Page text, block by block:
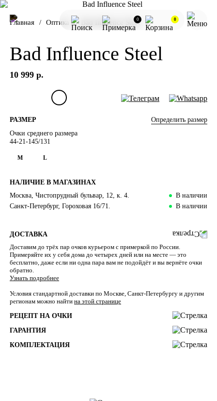
0 0
Главная Оптика Bad Influence Steel
Bad Influence Steel
10 999 р.
РАЗМЕР
Определить размер
Очки среднего размера
44-21-145/131
M L
НАЛИЧИЕ В МАГАЗИНАХ
Москва, Чистопрудный бульвар, 12, к. 4.
В наличии
Санкт-Петербург, Гороховая 16/71.
В наличии
ДОСТАВКА
Доставим до трёх пар очков курьером с примеркой по России.
Примеряйте их у себя дома до четырех дней или на месте — это
бесплатно, даже если ни одна пара вам не подойдёт и вы вернёте очки
обратно.
Узнать подробнее
Условия стандартной доставки по Москве, Санкт-Петербургу и другим
регионам можно найти на этой странице
РЕЦЕПТ НА ОЧКИ
ГАРАНТИЯ
КОМПЛЕКТАЦИЯ